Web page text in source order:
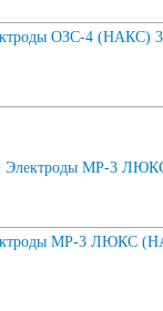
ОЗС-4 (НАКС)
МР-3 ЛЮКС